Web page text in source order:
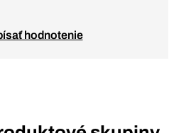
hodnotenie